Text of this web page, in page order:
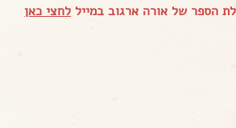
הספר של אורה ארגוב במייל לחצי כאן